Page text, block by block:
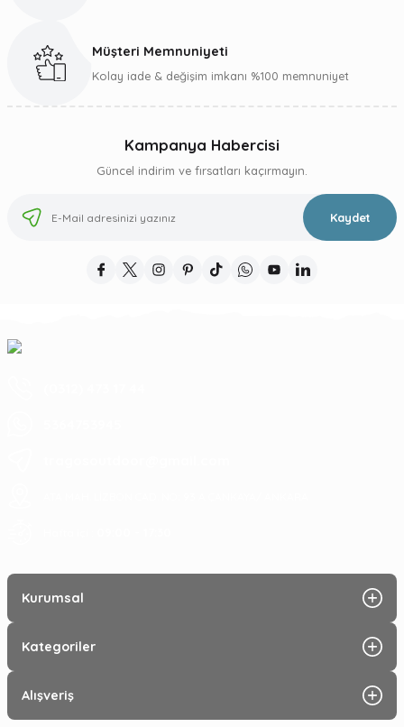
Gönder
Müşteri Memnuniyeti
Kolay iade & değişim imkanı %100 memnuniyet
Kampanya Habercisi
Güncel indirim ve fırsatları kaçırmayın.
Kaydet
Kurumsal
Kategoriler
Alışveriş